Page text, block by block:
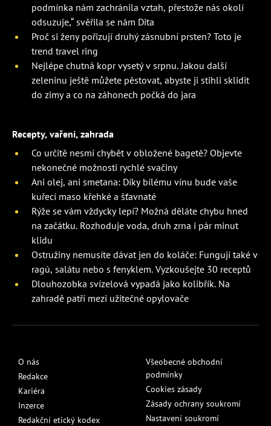
podmínka nám zachránila vztah, přestože nás okolí
odsuzuje,“ svěřila se nám Dita
Proč si ženy pořizují druhý zásnubní prsten? Toto je
trend travel ring
Nejlépe chutná kopr vysetý v srpnu. Jakou další
zeleninu ještě můžete pěstovat, abyste ji stihli sklidit
do zimy a co na záhonech počká do jara
Recepty, vaření, zahrada
Co určitě nesmí chybět v obložené bagetě? Objevte
nekonečné možnosti rychlé svačiny
Ani olej, ani smetana: Díky bílému vínu bude vaše
kuřecí maso křehké a šťavnaté
Rýže se vám vždycky lepí? Možná děláte chybu hned
na začátku. Rozhoduje voda, druh zrna i pár minut
klidu
Ostružiny nemusíte dávat jen do koláče: Fungují také v
ragú, salátu nebo s fenyklem. Vyzkoušejte 30 receptů
Dlouhozobka svízelová vypadá jako kolibřík. Na
zahradě patří mezi užitečné opylovače
O nás
Redakce
Kariéra
Inzerce
Redakční etický kodex
Všeobecné obchodní
podmínky
Cookies zásady
Zásady ochrany soukromí
Nastavení soukromí